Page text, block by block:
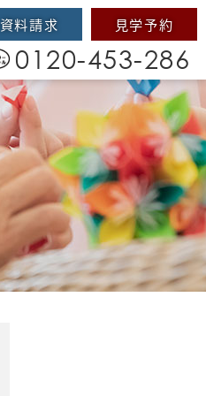
資料請求 見学予約
0120-453-286